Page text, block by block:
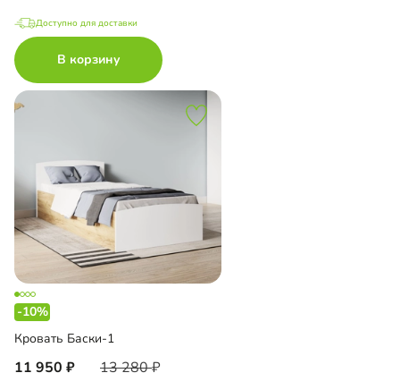
Доступно для доставки
В корзину
-10%
Кровать Баски-1
11 950 13 280